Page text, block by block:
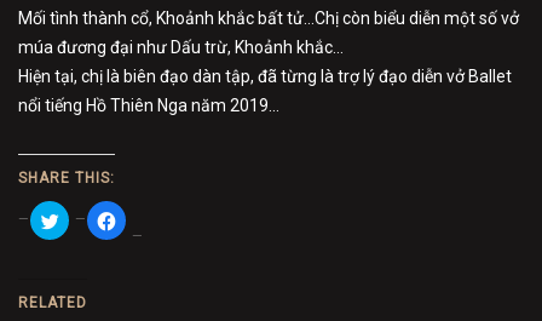
Mối tình thành cổ, Khoảnh khắc bất tử…Chị còn biểu diễn một số vở
múa đương đại như Dấu trừ, Khoảnh khắc…
Hiện tại, chị là biên đạo dàn tập, đã từng là trợ lý đạo diễn vở Ballet
nổi tiếng Hồ Thiên Nga năm 2019…
SHARE THIS:
Click
to
share
in
Click
to
RELATED